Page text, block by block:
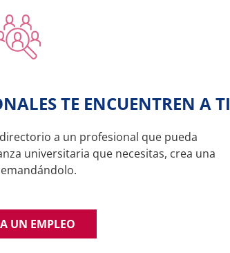
TE ENCUENTREN A TI
a un profesional que pueda
universitaria que necesitas, crea una
UN EMPLEO